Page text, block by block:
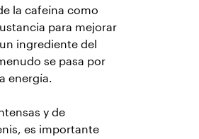
la cafeína como
para mejorar
ingrediente del
se pasa por
energía.
y de
es importante